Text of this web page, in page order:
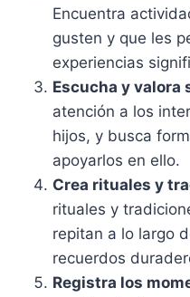
Encuentra
gusten y que les
experiencias
Escucha y valora
atención a los
hijos, y busca
apoyarlos en ello.
Crea rituales y
rituales y
repitan a lo largo
recuerdos
Registra los